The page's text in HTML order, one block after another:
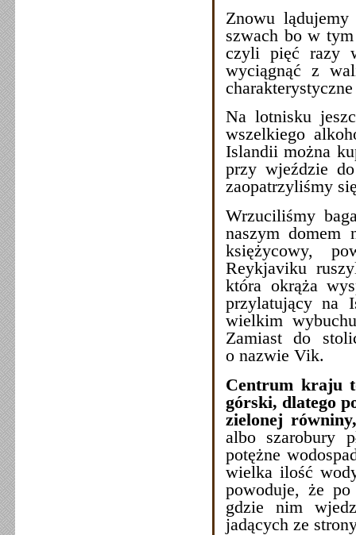
Znowu
szwach bo w
czyli pięć razy
wyciągnąć z
Na lotnisku
wszelkiego
Islandii można
przy wjeździe
zaopatrzyliśmy
Wrzuciliśmy
naszym domem
księżycowy,
Reykjaviku
która okrąża
przylatujący na
wielkim
Zamiast do
o nazwie Vik.
Centrum kraju
górski, dlatego
zielonej
albo szarobury
potężne
wielka ilość
powoduje, że
gdzie nim
jadących ze